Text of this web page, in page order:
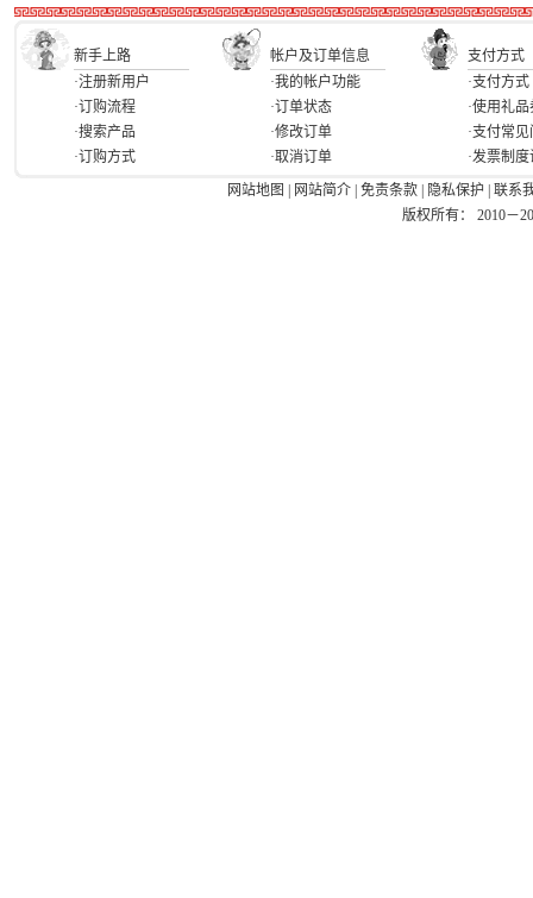
新手上路 帐户及订单信息
支付方式
·注册新用户
·订购流程
·搜索产品
·订购方式
·我的帐户功能
·订单状态
·修改订单
·取消订单
·支付方式
·使用礼品
·支付常
·发票制
网站地图
网站简介 免责条款 隐私保护
联系
版权所有： 2010－